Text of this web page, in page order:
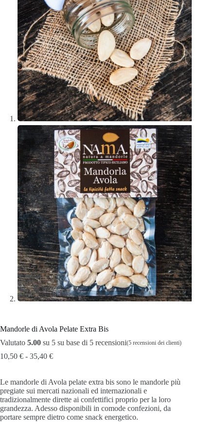
Mandorle di Avola Pelate Extra Bis
Valutato 5.00 su 5 su base di 5 recensioni(5 recensioni dei clienti)
10,50 € - 35,40 €Fascia
da
10,50 €
a
35,40 €
Le mandorle di Avola pelate extra bis sono le mandorle più
pregiate sui mercati nazionali ed internazionali e
tradizionalmente dirette ai confettifici proprio per la loro
grandezza. Adesso disponibili in comode confezioni, da
portare sempre dietro come snack energetico.